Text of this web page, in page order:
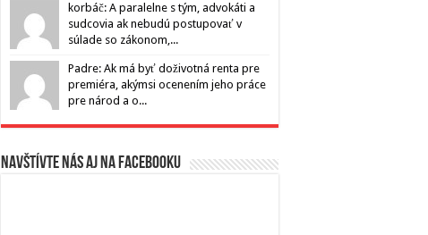
korbáč: A paralelne s tým, advokáti a
sudcovia ak nebudú postupovať v
súlade so zákonom,...
Padre: Ak má byť doživotná renta pre
premiéra, akýmsi ocenením jeho práce
pre národ a o...
Navštívte nás aj na Facebooku